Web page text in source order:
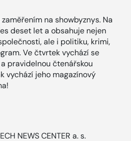
na showbyznys. Na
deset let a obsahuje nejen
ale i politiku, krimi,
Ve čtvrtek vychází se
pravidelnou čtenářskou
vychází jeho magazínový
NEWS CENTER a. s.